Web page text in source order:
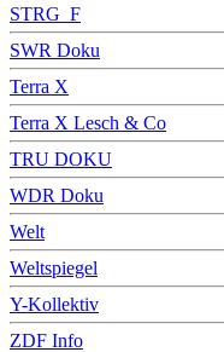
STRG_F
SWR Doku
Terra X
Terra X Lesch & Co
TRU DOKU
WDR Doku
Welt
Weltspiegel
Y-Kollektiv
ZDF Info